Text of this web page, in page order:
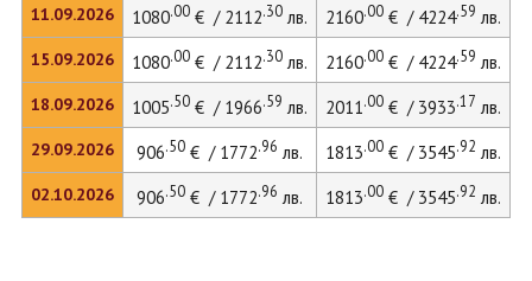
11.09.2026
15.09.2026
18.09.2026
29.09.2026
02.10.2026
1080.00€ / 2112.30лв. 2160.00€ / 4224.59 лв.
1080.00€ / 2112.30лв. 2160.00€ / 4224.59 лв.
1005.50€ / 1966.59 лв. 2011.00€ / 3933.17 лв.
906.50€ / 1772.96 лв. 1813.00€ / 3545.92 лв.
906.50€ / 1772.96 лв. 1813.00€ / 3545.92 лв.